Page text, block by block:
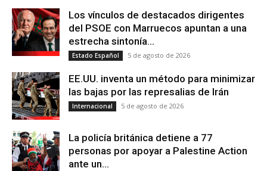
Los vínculos de destacados dirigentes
del PSOE con Marruecos apuntan a una
estrecha sintonía...
Estado Español 5 de agosto de 2026
EE.UU. inventa un método para minimizar
las bajas por las represalias de Irán
Internacional 5 de agosto de 2026
La policía británica detiene a 77
personas por apoyar a Palestine Action
ante un...